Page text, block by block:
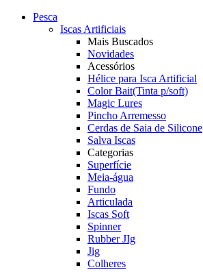
Pesca
Iscas Artificiais
Mais Buscados
Novidades
Acessórios
Hélice para Isca Artificial
Color Bait(Tinta p/soft)
Magic Lures
Pincho Arremesso
Cerdas de Saia de Silicone
Salva Iscas
Categorias
Superfície
Meia-água
Fundo
Articulada
Iscas Soft
Spinner
Rubber JIg
Jig
Colheres